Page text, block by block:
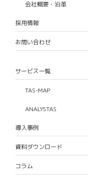
会社概要・沿革
採用情報
お問い合わせ
サービス一覧
TAS-MAP
ANALYSTAS
導入事例
資料ダウンロード
コラム